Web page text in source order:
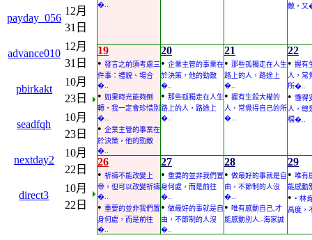
payday_056
12月
31日
advance010
12月
31日
pbirkakt
10月
23日
seadfqh
10月
23日
nextday2
10月
22日
direct3
10月
22日
�..
敵，
19
• 發言之前須考慮三
件事：禮貌、場合
�..
• 如果時光能夠倒
轉，我一定會珍惜別
�..
• 企業主管的事業在
於決策，他的勁敵
�..
20
• 企業主管的事業在
於決策，他的勁敵
�..
• 那些孤獨走在人生
路上的人，路途上
�..
21
• 那些孤獨走在人生
路上的人，路途上
�..
• 握有生殺大權的
人，常覺得自己的所
�..
22
• 握有
人，常
所�..
• 懂得
人，總
檔�..
26
• 祈禱不能改變上
帝，但可以改變祈禱
�..
• 重要的並非我們置
身何處，而是前往
�..
27
• 重要的並非我們置
身何處，而是前往
�..
• 做最好的事就是自
由，不節制的人沒
�..
28
• 做最好的事就是自
由，不節制的人沒
�..
• 唯有感動自己,才
能感動別人.-海家誠
29
• 唯有
能感動
• • 林
高度，